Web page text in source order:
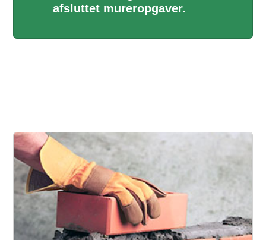
afsluttet mureropgaver.